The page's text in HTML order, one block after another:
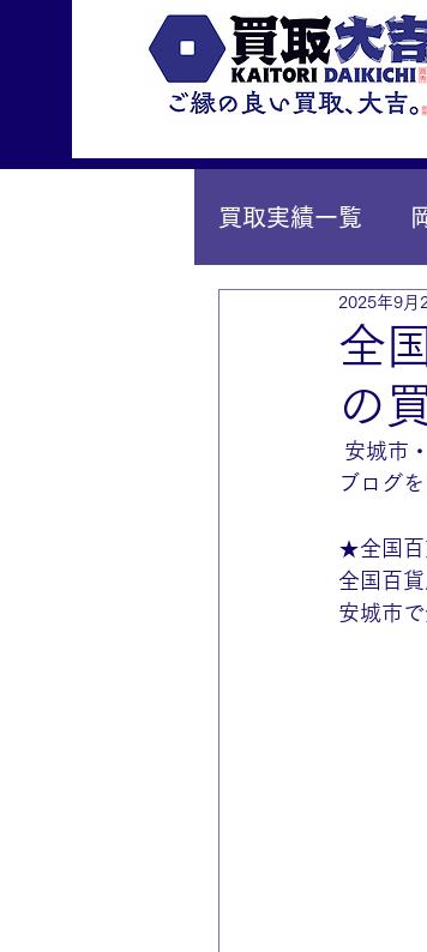
買取実績一覧
IY安城店（安
全
の
2025年9月
安城市
ブログ
★全国
全国百
安城市